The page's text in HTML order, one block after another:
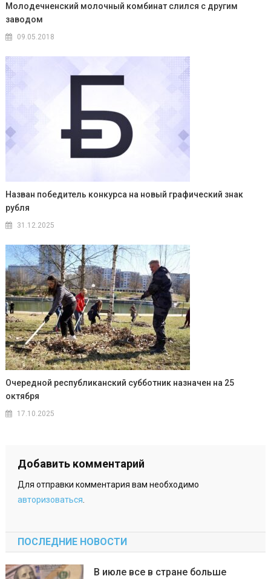
Молодечненский молочный комбинат слился с другим
заводом
09.05.2018
Назван победитель конкурса на новый графический знак
рубля
31.12.2025
Очередной республиканский субботник назначен на 25
октября
17.10.2025
Добавить комментарий
Для отправки комментария вам необходимо
авторизоваться.
ПОСЛЕДНИЕ НОВОСТИ
В июле все в стране больше